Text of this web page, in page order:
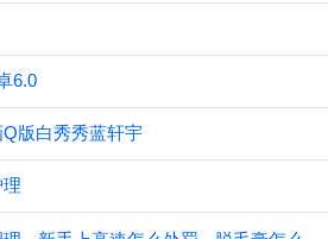
6.0
版白秀秀蓝轩宇